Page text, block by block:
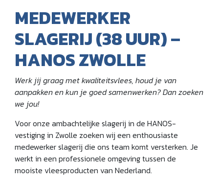
MEDEWERKER
SLAGERIJ (38 UUR) –
HANOS ZWOLLE
Werk jij graag met kwaliteitsvlees, houd je van
aanpakken en kun je goed samenwerken? Dan zoeken
we jou!
Voor onze ambachtelijke slagerij in de HANOS-
vestiging in Zwolle zoeken wij een enthousiaste
medewerker slagerij die ons team komt versterken. Je
werkt in een professionele omgeving tussen de
mooiste vleesproducten van Nederland.